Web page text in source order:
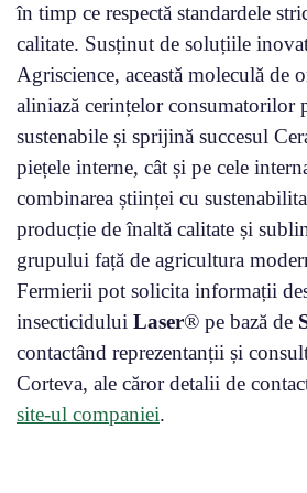
în timp ce respectă standardele
calitate. Susținut de soluțiile
Agriscience, această moleculă de
aliniază cerințelor consumatorilor
sustenabile și sprijină succesul
piețele interne, cât și pe cele
combinarea științei cu
producție de înaltă calitate și
grupului față de agricultura
Fermierii pot solicita informații
insecticidului Laser® pe bază de
contactând reprezentanții și
Corteva, ale căror detalii de
site-ul companiei.